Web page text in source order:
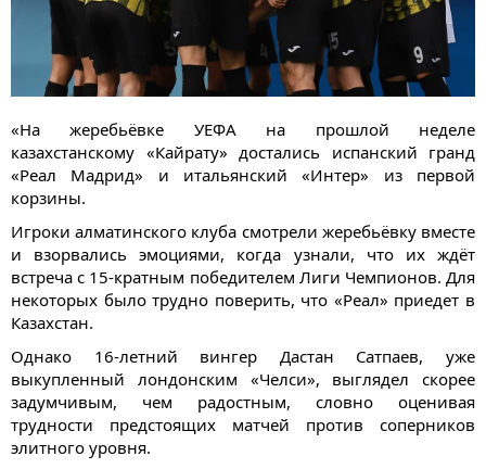
«На жеребьёвке УЕФА на прошлой неделе
казахстанскому «Кайрату» достались испанский гранд
«Реал Мадрид» и итальянский «Интер» из первой
корзины.
Игроки алматинского клуба смотрели жеребьёвку вместе
и взорвались эмоциями, когда узнали, что их ждёт
встреча с 15-кратным победителем Лиги Чемпионов. Для
некоторых было трудно поверить, что «Реал» приедет в
Казахстан.
Однако 16-летний вингер Дастан Сатпаев, уже
выкупленный лондонским «Челси», выглядел скорее
задумчивым, чем радостным, словно оценивая
трудности предстоящих матчей против соперников
элитного уровня.